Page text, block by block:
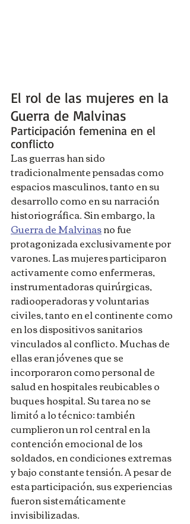
El rol de las mujeres en la
Guerra de Malvinas
Participación femenina en el
conflicto
Las guerras han sido
tradicionalmente pensadas como
espacios masculinos, tanto en su
desarrollo como en su narración
historiográfica. Sin embargo, la
Guerra de Malvinas no fue
protagonizada exclusivamente por
varones. Las mujeres participaron
activamente como enfermeras,
instrumentadoras quirúrgicas,
radiooperadoras y voluntarias
civiles, tanto en el continente como
en los dispositivos sanitarios
vinculados al conflicto. Muchas de
ellas eran jóvenes que se
incorporaron como personal de
salud en hospitales reubicables o
buques hospital. Su tarea no se
limitó a lo técnico: también
cumplieron un rol central en la
contención emocional de los
soldados, en condiciones extremas
y bajo constante tensión. A pesar de
esta participación, sus experiencias
fueron sistemáticamente
invisibilizadas.